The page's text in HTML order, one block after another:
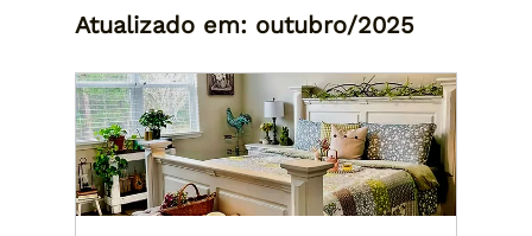
Atualizado em: outubro/2025